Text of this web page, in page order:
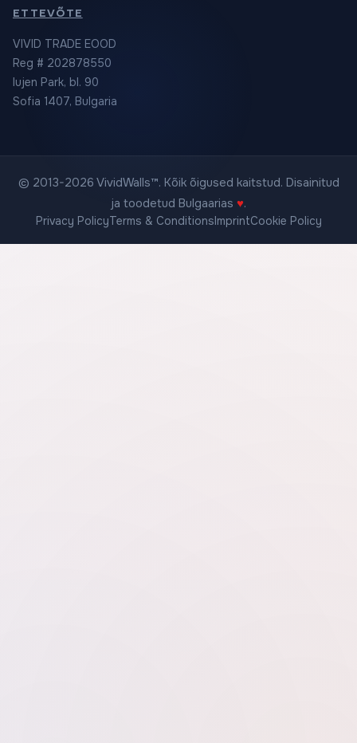
ETTEVÕTE
VIVID TRADE EOOD
Reg # 202878550
Iujen Park, bl. 90
Sofia 1407, Bulgaria
© 2013-2026 VividWalls™. Kõik õigused kaitstud. Disainitud
ja toodetud Bulgaarias ♥.
Privacy PolicyTerms & ConditionsImprintCookie Policy